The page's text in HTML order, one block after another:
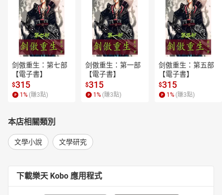
剑傲重生：第七部
【電子書】
$315
1 % (賺3點)
剑傲重生：第一部
【電子書】
$315
1 % (賺3點)
剑傲重生：第五部
【電子書】
$315
1 % (賺3點)
本店相關類別
文學小說 文學研究
下載樂天 Kobo 應用程式